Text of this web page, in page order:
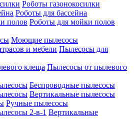
Роботы газонокосилки
Роботы для бассейна
Роботы для мойки полов
Моющие пылесосы
Пылесосы для
Пылесосы от пылевого
Беспроводные пылесосы
Вертикальные пылесосы
Ручные пылесосы
Вертикальные